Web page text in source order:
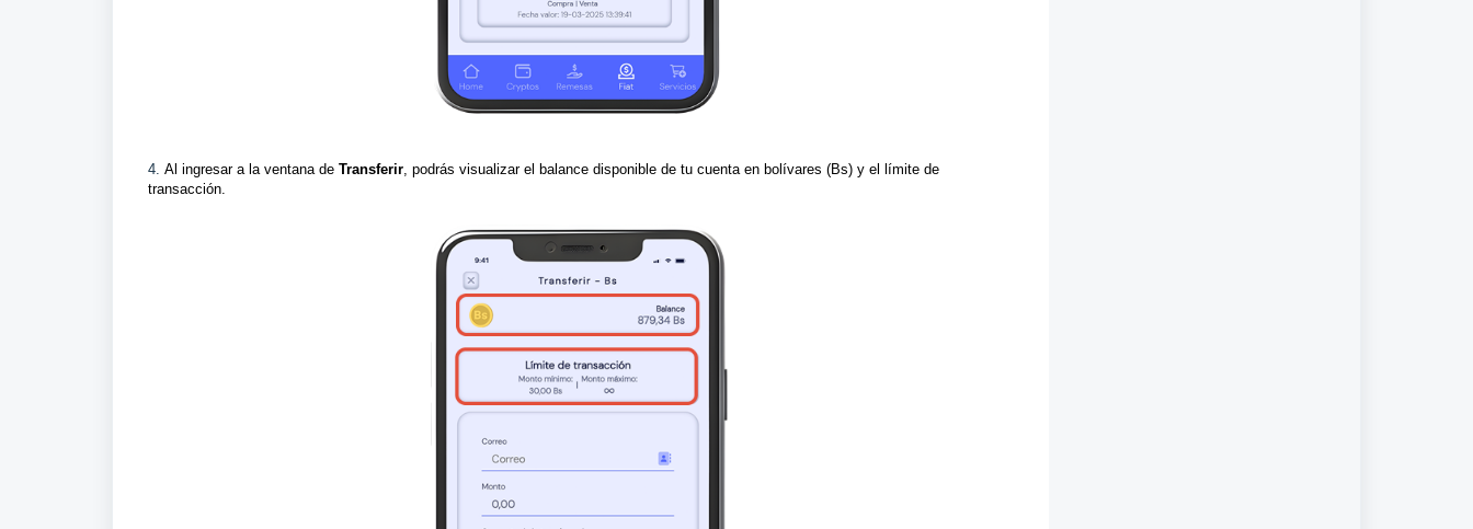
4. Al ingresar a la ventana de Transferir, podrás visualizar el balance disponible de tu cuenta en bolívares (Bs) y el límite de
transacción.